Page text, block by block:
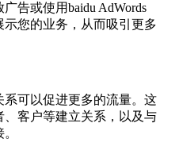
告或使用baidu AdWords
您的业务，从而吸引更多
可以促进更多的流量。这
、客户等建立关系，以及与